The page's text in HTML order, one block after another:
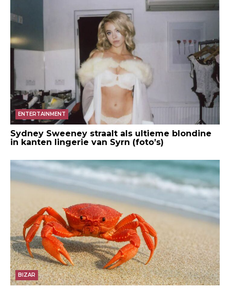
ENTERTAINMENT
Sydney Sweeney straalt als ultieme blondine
in kanten lingerie van Syrn (foto’s)
BIZAR